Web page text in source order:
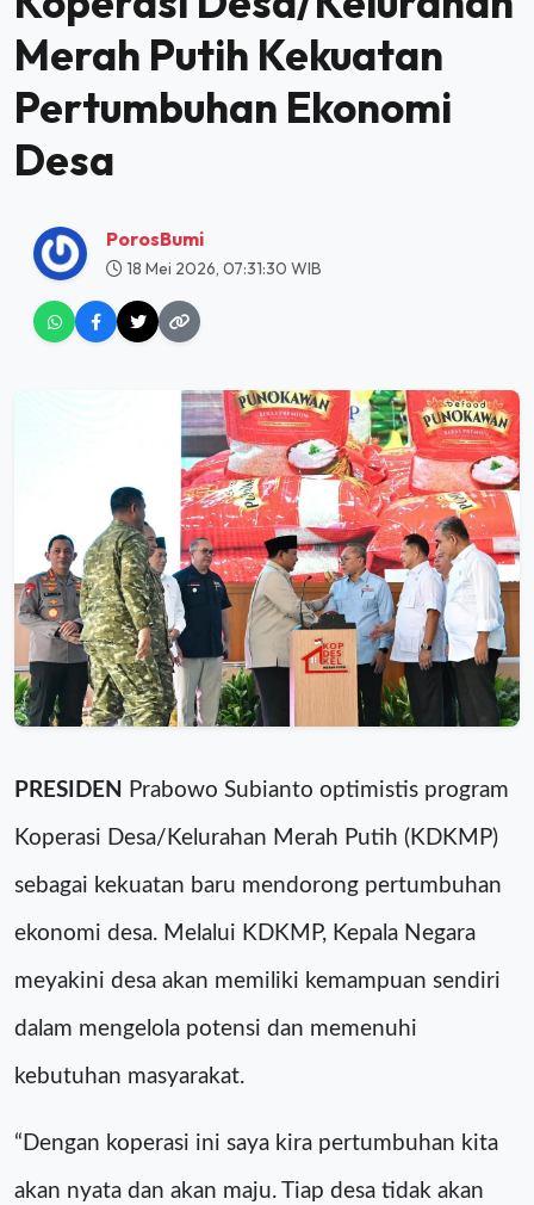
Merah Putih Kekuatan
Pertumbuhan Ekonomi
Desa
PorosBumi
18 Mei 2026, 07:31:30 WIB
PRESIDEN Prabowo Subianto optimistis program
Koperasi Desa/Kelurahan Merah Putih (KDKMP)
sebagai kekuatan baru mendorong pertumbuhan
ekonomi desa. Melalui KDKMP, Kepala Negara
meyakini desa akan memiliki kemampuan sendiri
dalam mengelola potensi dan memenuhi
kebutuhan masyarakat.
“Dengan koperasi ini saya kira pertumbuhan kita
akan nyata dan akan maju. Tiap desa tidak akan